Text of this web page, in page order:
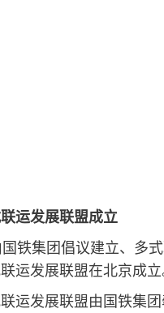
运发展联盟成立
铁集团倡议建立、多
运发展联盟在北京成立
运发展联盟由国铁集